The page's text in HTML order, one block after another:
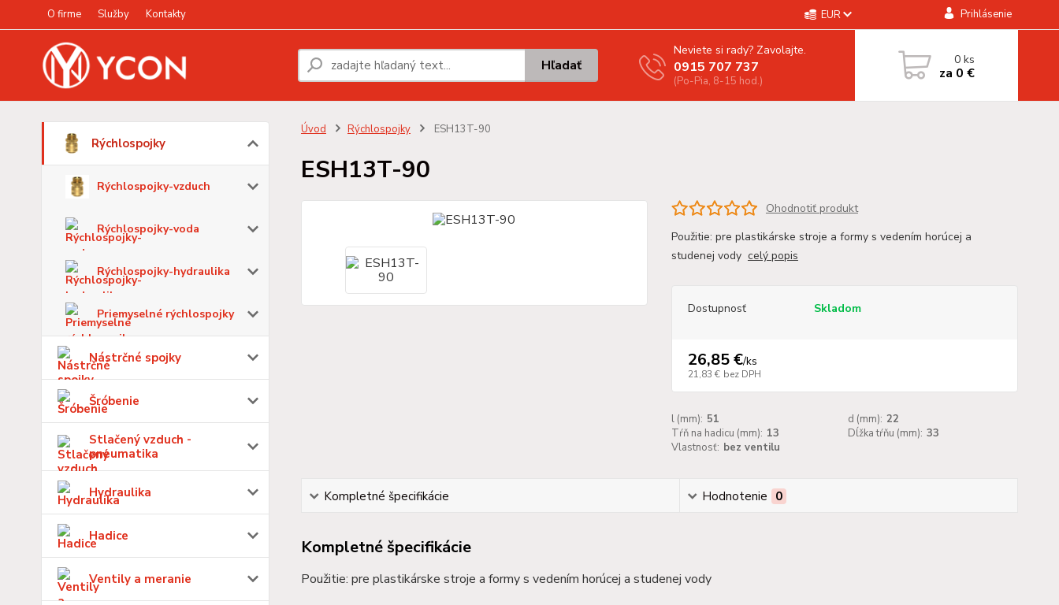
O firme Služby Kontakty EUR Prihlásenie
Hľadať
Neviete si rady? Zavolajte.
0915 707 737
(Po-Pia, 8-15 hod.)
0ks
za 0 €
Rýchlospojky
Rýchlospojky-vzduch
Rýchlospojky-voda
Rýchlospojky-hydraulika
Priemyselné rýchlospojky
Nástrčné spojky
Šróbenie
Stlačený vzduch -
pneumatika
Hydraulika
Hadice
Ventily a meranie
Úvod Rýchlospojky ESH13T-90
ESH13T-90
Ohodnotiť produkt
Použitie: pre plastikárske stroje a formy s vedením horúcej a
studenej vody celý popis
Dostupnosť Skladom
26,85 €/ks
21,83 € bez DPH
l (mm): 51 d (mm): 22
Tŕň na hadicu (mm): 13 Dĺžka tŕňu (mm): 33
Vlastnosť: bez ventilu
Kompletné špecifikácie Hodnotenie 0
Kompletné špecifikácie
Použitie: pre plastikárske stroje a formy s vedením horúcej a studenej vody